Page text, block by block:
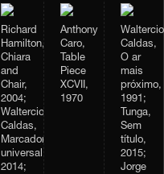
Richard
Hamilton,
Chiara
and
Chair,
2004;
Waltercio
Caldas,
Marcador
universal,
2014;
Anthony
Caro,
Table
Piece
XCVII,
1970
Waltercio
Caldas,
O ar
mais
próximo,
1991;
Tunga,
Sem
título,
2015;
Jorge